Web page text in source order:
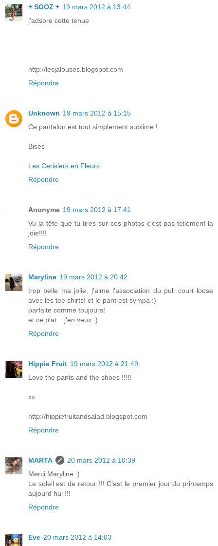
+ SOOZ + 19 mars 2012 à 13:44
j'adsore cette tenue
http://lesjalouses.blogspot.com
Répondre
Unknown 19 mars 2012 à 15:15
Ce pantalon est tout simplement sublime !
Bises
Les Cerisiers en Fleurs
Répondre
Anonyme 19 mars 2012 à 17:41
Vu la tête que tu tires sur ces photos c'est pas tellement la
joie!!!!
Répondre
Maryline 19 mars 2012 à 20:42
trop belle ma jolie, j'aime l'association du pull court loose
avec les tee shirts! et le pant est sympa :)
parfaite comme toujours!
et ce plat... j'en veux :)
Répondre
Hippie Fruit 19 mars 2012 à 21:49
Love the pants and the shoes !!!!!
xx
http://hippiefruitandsalad.blogspot.com
Répondre
MARTA
20 mars 2012 à 10:39
Merci Maryline :)
Le soleil est de retour !!! C'est le premier jour du printemps
aujourd hui !!!
Répondre
Eve 20 mars 2012 à 14:03